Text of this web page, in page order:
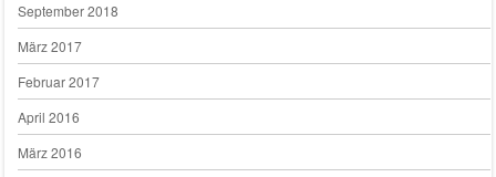
September 2018
März 2017
Februar 2017
April 2016
März 2016